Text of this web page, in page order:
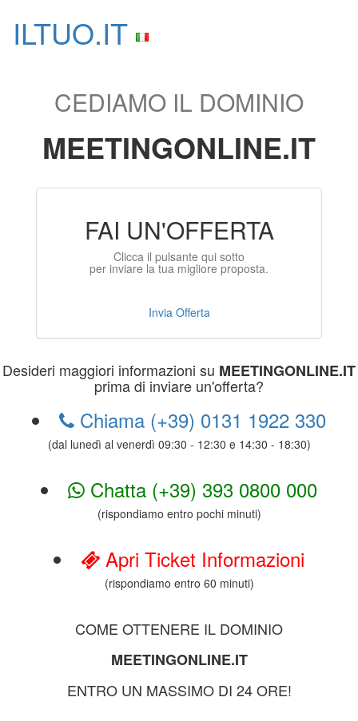
ILTUO.IT
CEDIAMO IL DOMINIO
MEETINGONLINE.IT
FAI UN'OFFERTA
Clicca il pulsante qui sotto
per inviare la tua migliore proposta.
Invia Offerta
Desideri maggiori informazioni su MEETINGONLINE.IT
prima di inviare un'offerta?
Chiama (+39) 0131 1922 330
(dal lunedì al venerdì 09:30 - 12:30 e 14:30 - 18:30)
Chatta (+39) 393 0800 000
(rispondiamo entro pochi minuti)
Apri Ticket Informazioni
(rispondiamo entro 60 minuti)
COME OTTENERE IL DOMINIO
MEETINGONLINE.IT
ENTRO UN MASSIMO DI 24 ORE!